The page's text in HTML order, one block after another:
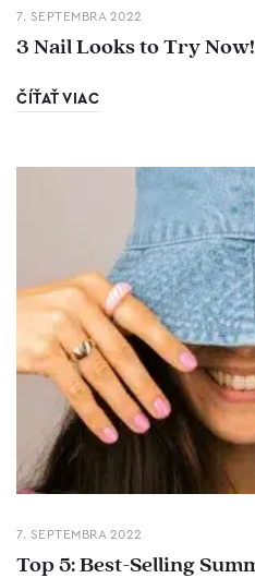
7. SEPTEMBRA 2022
3 Nail Looks to Try Now!
ČÍŤAŤ VIAC
7. SEPTEMBRA 2022
Top 5: Best-Selling